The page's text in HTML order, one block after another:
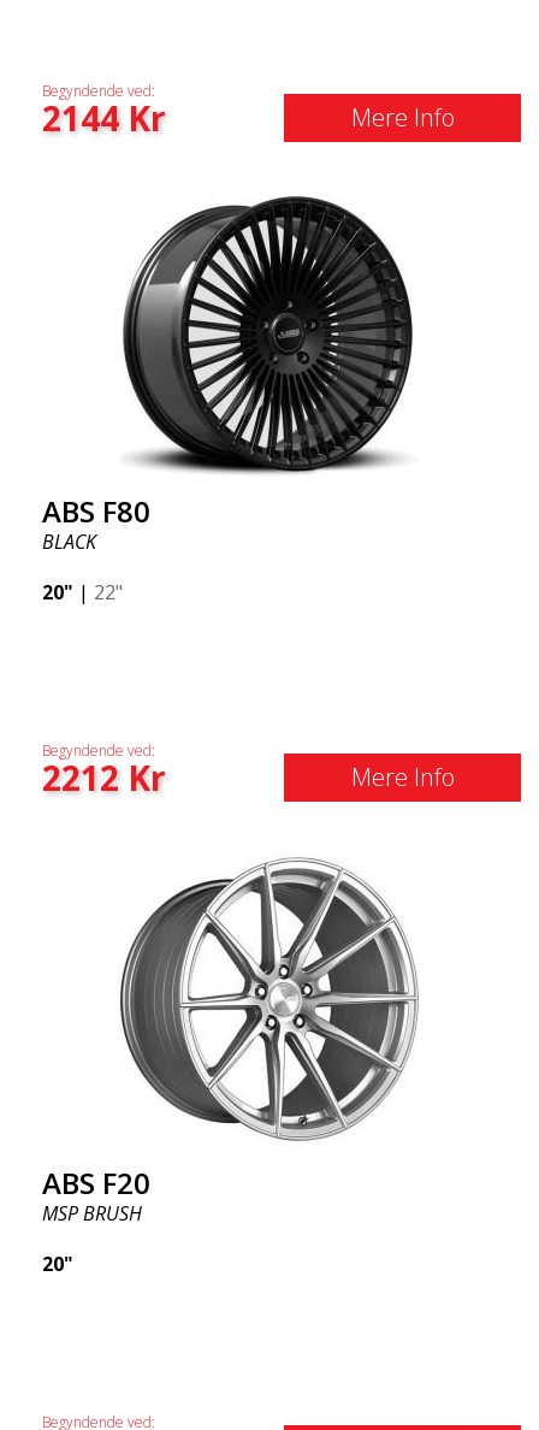
Begyndende ved:
2144Kr Mere Info
ABS F80
BLACK
20" | 22"
Begyndende ved:
2212Kr Mere Info
ABS F20
MSP BRUSH
20"
Begyndende ved: